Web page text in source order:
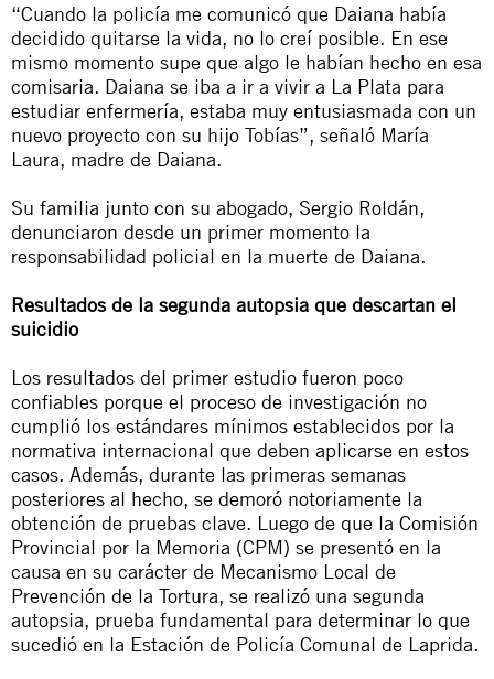
“Cuando la policía me comunicó que Daiana había
decidido quitarse la vida, no lo creí posible. En ese
mismo momento supe que algo le habían hecho en esa
comisaria. Daiana se iba a ir a vivir a La Plata para
estudiar enfermería, estaba muy entusiasmada con un
nuevo proyecto con su hijo Tobías”, señaló María
Laura, madre de Daiana.
Su familia junto con su abogado, Sergio Roldán,
denunciaron desde un primer momento la
responsabilidad policial en la muerte de Daiana.
Resultados de la segunda autopsia que descartan el
suicidio
Los resultados del primer estudio fueron poco
confiables porque el proceso de investigación no
cumplió los estándares mínimos establecidos por la
normativa internacional que deben aplicarse en estos
casos. Además, durante las primeras semanas
posteriores al hecho, se demoró notoriamente la
obtención de pruebas clave. Luego de que la Comisión
Provincial por la Memoria (CPM) se presentó en la
causa en su carácter de Mecanismo Local de
Prevención de la Tortura, se realizó una segunda
autopsia, prueba fundamental para determinar lo que
sucedió en la Estación de Policía Comunal de Laprida.